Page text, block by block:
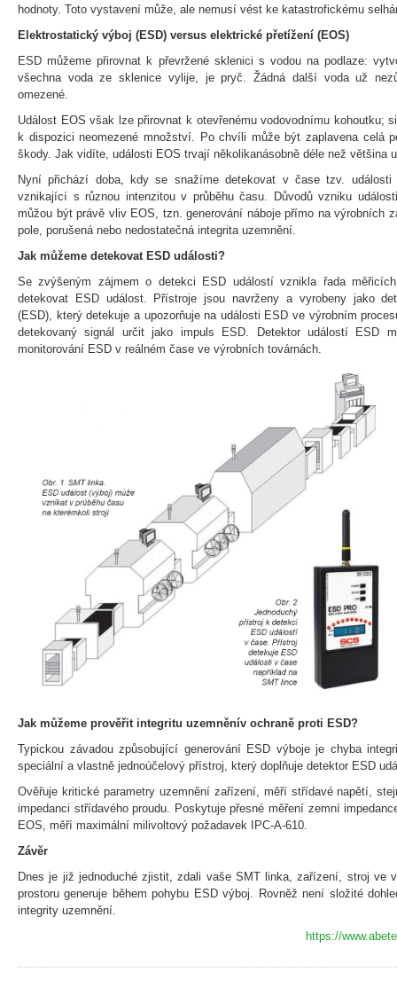
hodnoty. Toto vystavení může, ale nemusí vést ke katastrofickému
Elektrostatický výboj (ESD) versus elektrické přetížení (EOS)
ESD můžeme přirovnat k převržené sklenici s vodou na podlaze:
všechna voda ze sklenice vylije, je pryč. Žádná další voda už
omezené.
Událost EOS však lze přirovnat k otevřenému vodovodnímu kohoutku;
k dispozici neomezené množství. Po chvíli může být zaplavena celá
škody. Jak vidíte, události EOS trvají několikanásobně déle než většina
Nyní přichází doba, kdy se snažíme detekovat v čase tzv. události
vznikající s různou intenzitou v průběhu času. Důvodů vzniku
můžou být právě vliv EOS, tzn. generování náboje přímo na výrobních
pole, porušená nebo nedostatečná integrita uzemnění.
Jak můžeme detekovat ESD události?
Se zvýšeným zájmem o detekci ESD událostí vznikla řada
detekovat ESD událost. Přístroje jsou navrženy a vyrobeny jako
(ESD), který detekuje a upozorňuje na události ESD ve výrobním
detekovaný signál určit jako impuls ESD. Detektor událostí ESD
monitorování ESD v reálném čase ve výrobních továrnách.
Jak můžeme prověřit integritu uzemněnív ochraně proti ESD?
Typickou závadou způsobující generování ESD výboje je chyba
speciální a vlastně jednoúčelový přístroj, který doplňuje detektor ESD
Ověřuje kritické parametry uzemnění zařízení, měří střídavé napětí,
impedanci střídavého proudu. Poskytuje přesné měření zemní
EOS, měří maximální milivoltový požadavek IPC-A-610.
Závěr
Dnes je již jednoduché zjistit, zdali vaše SMT linka, zařízení, stroj ve
prostoru generuje během pohybu ESD výboj. Rovněž není složité
integrity uzemnění.
https://